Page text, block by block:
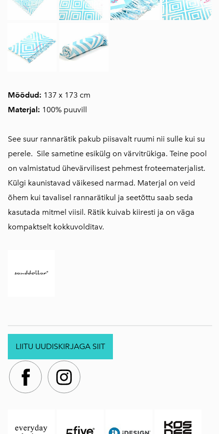
Mõõdud: 137 x 173 cm
Materjal: 100% puuvill
See suur rannarätik pakub piisavalt ruumi nii sulle kui su
perele. Sile sametine esikülg on värvitrükiga. Teine pool
on valmistatud ühevärvilisest pehmest froteematerjalist.
Külgi kaunistavad väikesed narmad. Materjal on veid
õhem kui tavalisel rannarätikul ja seetõttu saab seda
kasutada mitmel viisil. Rätik kuivab kiiresti ja on väga
kompaktselt kokkuvolditav.
LIITU UUDISKIRJAGA SIIT